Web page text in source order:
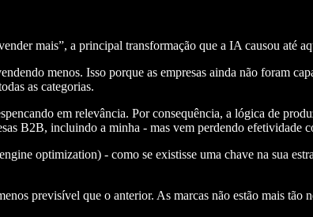
mais”, a principal transformação que a IA causou até
menos. Isso porque as empresas ainda não foram
as categorias.
em relevância. Por consequência, a lógica de
B2B, incluindo a minha - mas vem perdendo efetividade
optimization) - como se existisse uma chave na sua
previsível que o anterior. As marcas não estão mais tão